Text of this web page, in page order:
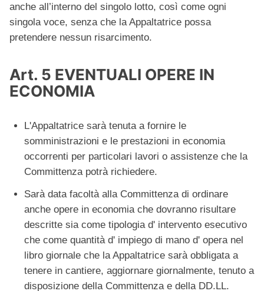
anche all’interno del singolo lotto, così come ogni
singola voce, senza che la Appaltatrice possa
pretendere nessun risarcimento.
Art. 5 EVENTUALI OPERE IN
ECONOMIA
L'Appaltatrice sarà tenuta a fornire le
somministrazioni e le prestazioni in economia
occorrenti per particolari lavori o assistenze che la
Committenza potrà richiedere.
Sarà data facoltà alla Committenza di ordinare
anche opere in economia che dovranno risultare
descritte sia come tipologia d' intervento esecutivo
che come quantità d' impiego di mano d' opera nel
libro giornale che la Appaltatrice sarà obbligata a
tenere in cantiere, aggiornare giornalmente, tenuto a
disposizione della Committenza e della DD.LL.